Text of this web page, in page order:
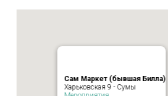
Сам Маркет (бывшая Билла)
Харьковская 9 - Сумы